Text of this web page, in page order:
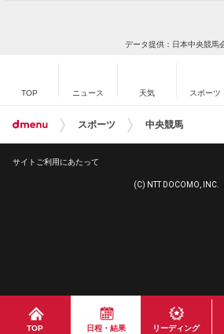
TOP 日程・結果 リーディング
データ提供：日本中央競馬
TOP ニュース 天気 スポーツ
スポーツ 中央競馬
サイトご利用にあたって
(C) NTT DOCOMO, INC.